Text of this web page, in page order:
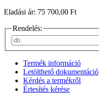
Eladási ár: 75 700,00 Ft
Rendelés:
Termék információ
Letölthető dokumentáció
Kérdés a termékről
Értesítés kérése